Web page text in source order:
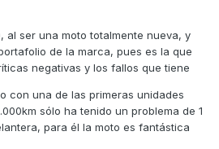
al ser una moto totalmente nueva, y
de la marca, pues es la que
negativas y los fallos que tiene
con una de las primeras unidades
sólo ha tenido un problema de 1
para él la moto es fantástica